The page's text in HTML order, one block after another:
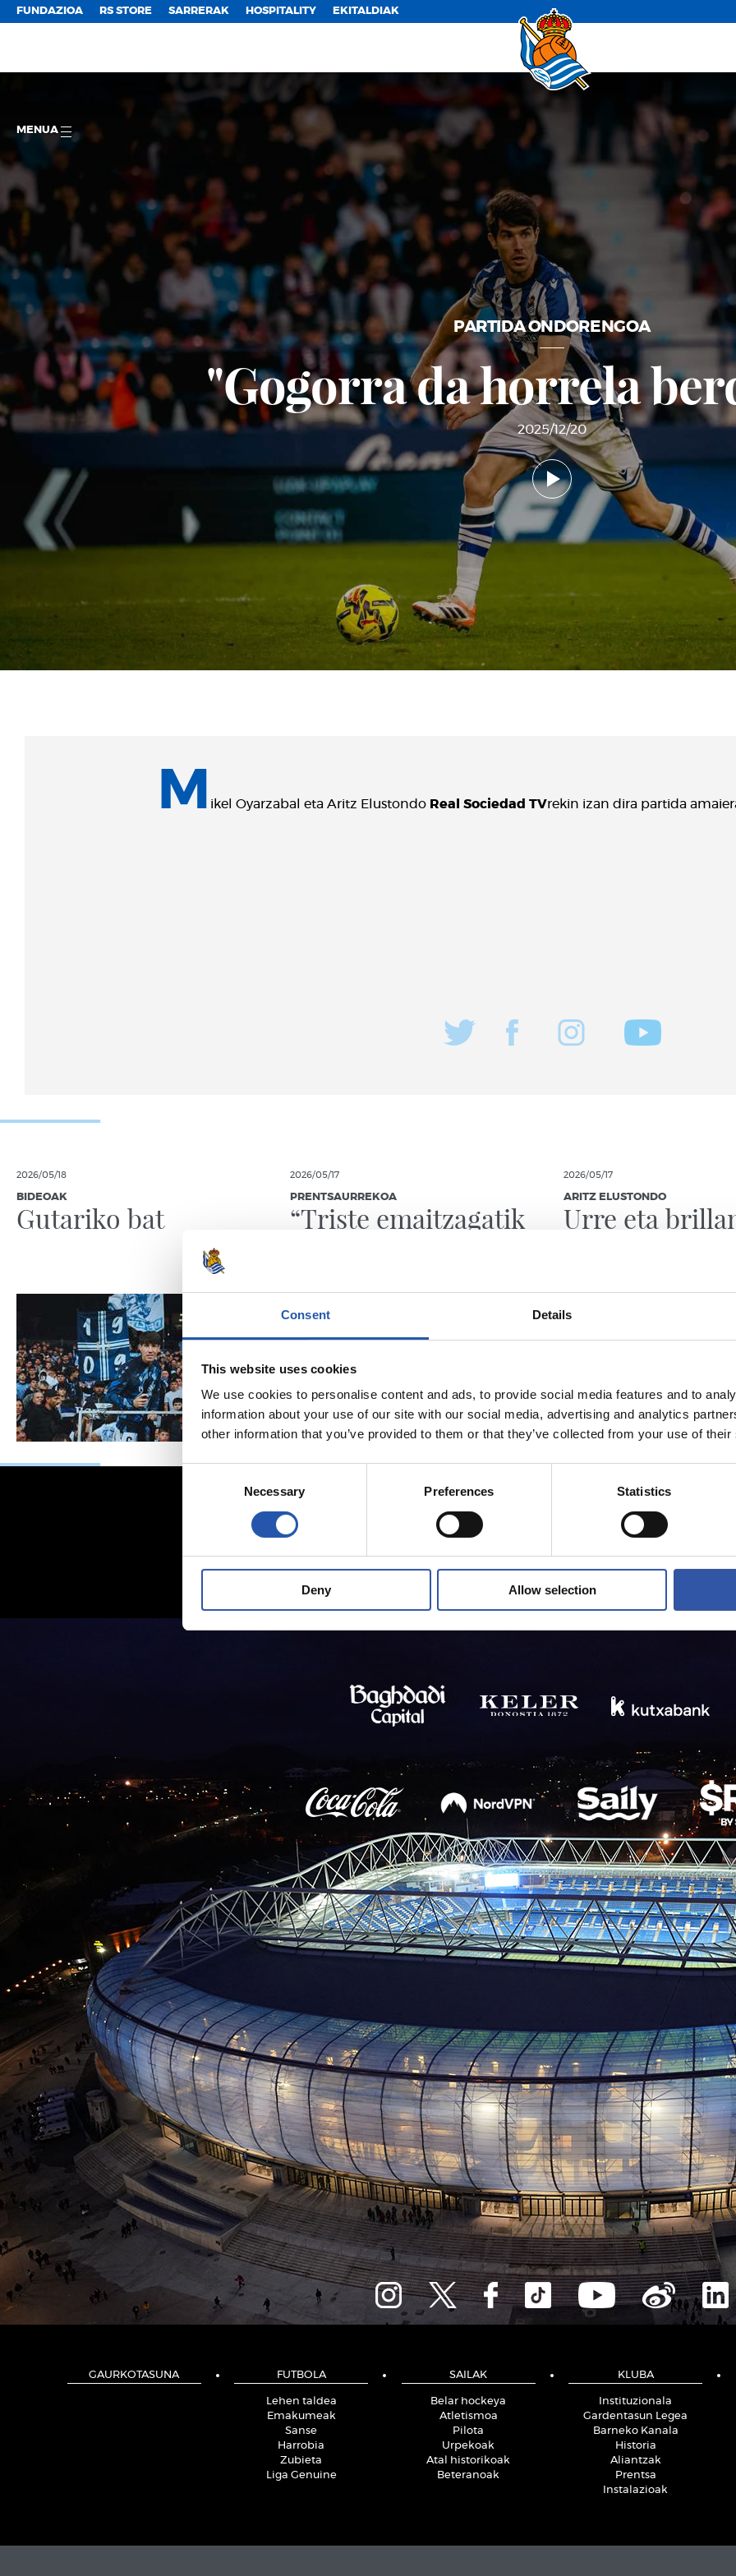
Consent Details
This website uses cookies
We use cookies to personalise content and ads, to provide social media features and to
information about your use of our site with our social media, advertising and analytics
other information that you’ve provided to them or that they’ve collected from your use of
Necessary Preferences Statistics
Deny Allow selection
FUNDAZIOA RS STORE SARRERAK HOSPITALITY EKITALDIAK
MENUA
PARTIDA ONDORENGOA
"Gogorra da horrela
2025/12/20
M ikel Oyarzabal eta Aritz Elustondo Real Sociedad TVrekin izan dira partida
2026/05/18
BIDEOAK
Gutariko bat
2026/05/17
PRENTSAURREKOA
“Triste emaitzagatik
2026/05/17
ARITZ ELUSTONDO
Urre eta
GAURKOTASUNA FUTBOLA
Lehen taldea
Emakumeak
Sanse
Harrobia
Zubieta
Liga Genuine
SAILAK
Belar hockeya
Atletismoa
Pilota
Urpekoak
Atal historikoak
Beteranoak
KLUBA
Instituzionala
Gardentasun Legea
Barneko Kanala
Historia
Aliantzak
Prentsa
Instalazioak